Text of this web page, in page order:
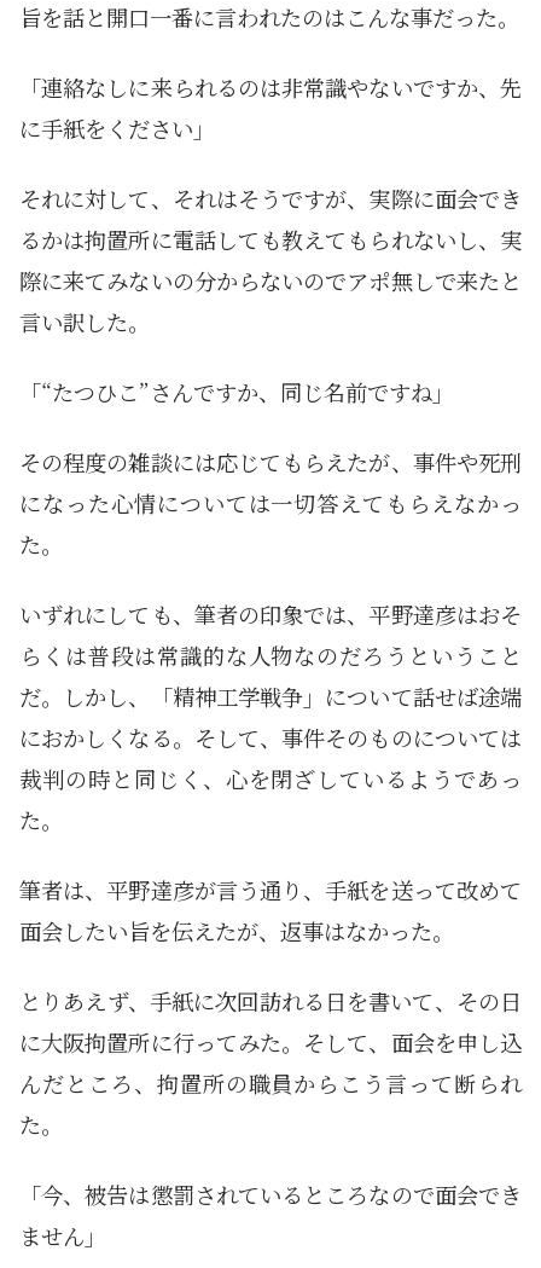
旨を話と開口一番に言われたのはこんな事だった。
「連絡なしに来られるのは非常識やないですか、先
に手紙をください」
それに対して、それはそうですが、実際に面会でき
るかは拘置所に電話しても教えてもられないし、実
際に来てみないの分からないのでアポ無しで来たと
言い訳した。
「“たつひこ”さんですか、同じ名前ですね」
その程度の雑談には応じてもらえたが、事件や死刑
になった心情については一切答えてもらえなかっ
た。
いずれにしても、筆者の印象では、平野達彦はおそ
らくは普段は常識的な人物なのだろうということ
だ。しかし、「精神工学戦争」について話せば途端
におかしくなる。そして、事件そのものについては
裁判の時と同じく、心を閉ざしているようであっ
た。
筆者は、平野達彦が言う通り、手紙を送って改めて
面会したい旨を伝えたが、返事はなかった。
とりあえず、手紙に次回訪れる日を書いて、その日
に大阪拘置所に行ってみた。そして、面会を申し込
んだところ、拘置所の職員からこう言って断られ
た。
「今、被告は懲罰されているところなので面会でき
ません」